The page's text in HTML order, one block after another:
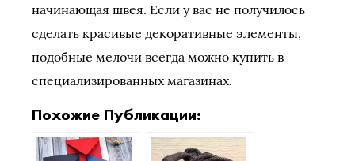
начинающая швея. Если у вас не получилось
сделать красивые декоративные элементы,
подобные мелочи всегда можно купить в
специализированных магазинах.
Похожие Публикации: